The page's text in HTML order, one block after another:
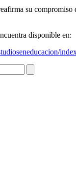
su
disponible en: